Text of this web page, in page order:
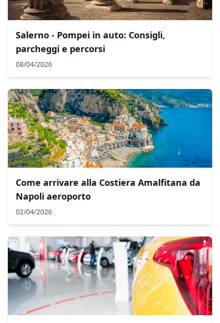
Salerno - Pompei in auto: Consigli,
parcheggi e percorsi
08/04/2026
Come arrivare alla Costiera Amalfitana da
Napoli aeroporto
02/04/2026